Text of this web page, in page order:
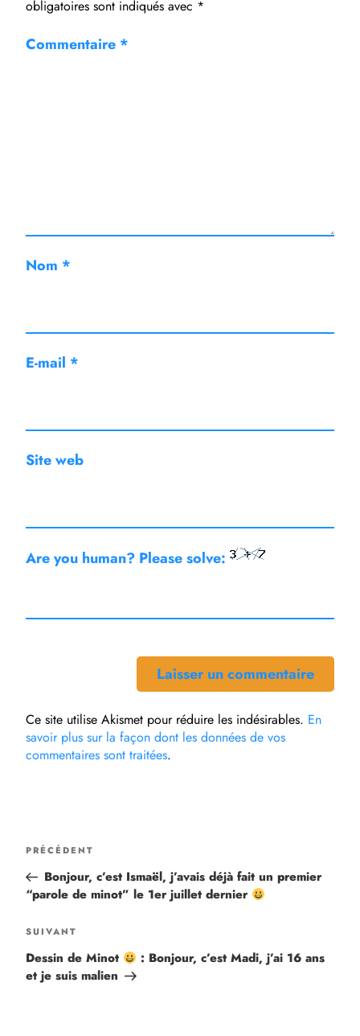
obligatoires sont indiqués avec *
Commentaire *
Nom *
E-mail *
Site web
Are you human? Please solve:
Ce site utilise Akismet pour réduire les indésirables. En
savoir plus sur la façon dont les données de vos
commentaires sont traitées.
PRÉCÉDENT
Bonjour, c’est Ismaël, j’avais déjà fait un premier
“parole de minot” le 1er juillet dernier
SUIVANT
Dessin de Minot
: Bonjour, c’est Madi, j’ai 16 ans
et je suis malien